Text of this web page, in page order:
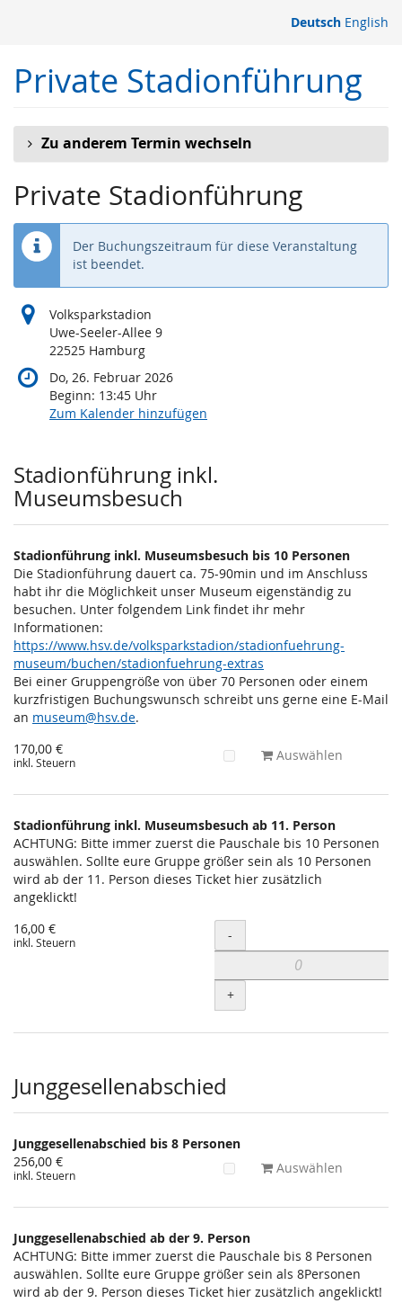
springen
Deutsch English
Private Stadionführung
Zu anderem Termin wechseln
Private Stadionführung
Der Buchungszeitraum für diese Veranstaltung
ist beendet.
Volksparkstadion
Uwe-Seeler-Allee 9
22525 Hamburg
Do, 26. Februar 2026
Beginn: 13:45 Uhr
Zum Kalender hinzufügen
Produkte
Stadionführung inkl.
Museumsbesuch
Stadionführung inkl. Museumsbesuch bis 10 Personen
Die Stadionführung dauert ca. 75-90min und im Anschluss
habt ihr die Möglichkeit unser Museum eigenständig zu
besuchen. Unter folgendem Link findet ihr mehr
Informationen:
https://www.hsv.de/volksparkstadion/stadionfuehrung-
museum/buchen/stadionfuehrung-extras
Bei einer Gruppengröße von über 70 Personen oder einem
kurzfristigen Buchungswunsch schreibt uns gerne eine E-Mail
an museum@hsv.de.
170,00 €
inkl. Steuern Auswählen
Stadionführung inkl. Museumsbesuch ab 11. Person
ACHTUNG: Bitte immer zuerst die Pauschale bis 10 Personen
auswählen. Sollte eure Gruppe größer sein als 10 Personen
wird ab der 11. Person dieses Ticket hier zusätzlich
angeklickt!
16,00 €
inkl. Steuern Menge
-
+
Junggesellenabschied
Junggesellenabschied bis 8 Personen
256,00 €
inkl. Steuern Auswählen
Junggesellenabschied ab der 9. Person
ACHTUNG: Bitte immer zuerst die Pauschale bis 8 Personen
auswählen. Sollte eure Gruppe größer sein als 8Personen
wird ab der 9. Person dieses Ticket hier zusätzlich angeklickt!